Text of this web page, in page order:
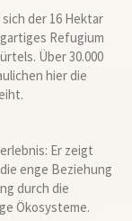
der 16 Hektar
Refugium
Über 30.000
hier die
Er zeigt
enge Beziehung
durch die
Ökosysteme.